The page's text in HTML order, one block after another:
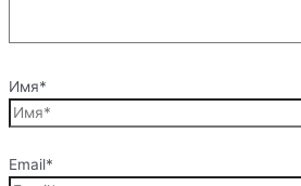
Имя*
Email*